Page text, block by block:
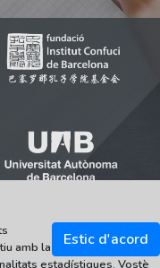
de BarcelonaEstic d'acord
amb la
estadístiques. Vostè